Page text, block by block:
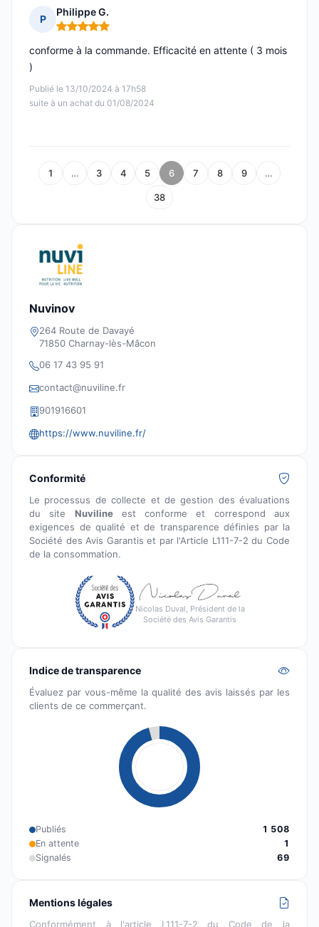
P
Philippe G.
Note : 5 sur 5
Publié le 13/10/2024 à 17h58
suite à un achat du 01/08/2024
conforme à la commande. Efficacité en attente ( 3 mois
)
1 … 3 4 5 6 7 8 9 …
38
Nuvinov
264 Route de Davayé
71850 Charnay-lès-Mâcon
06 17 43 95 91
contact@nuviline.fr
901916601
https://www.nuviline.fr/
Conformité
Le processus de collecte et de gestion des évaluations
du site Nuvilineest conforme et correspond aux
exigences de qualité et de transparence définies par la
Société des Avis Garantis et par l'Article L111-7-2 du Code
de la consommation.
Nicolas Duval, Président de la
Société des Avis Garantis
Indice de transparence
Évaluez par vous-même la qualité des avis laissés par les
clients de ce commerçant.
Publiés
1 508
En attente
1
Signalés
69
Mentions légales
Conformément à l'article L111-7-2 du Code de la